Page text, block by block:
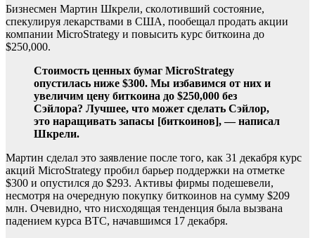
Бизнесмен Мартин Шкрели, сколотивший состояние,
спекулируя лекарствами в США, пообещал продать акции
компании MicroStrategy и повысить курс биткоина до
$250,000.
Стоимость ценных бумаг MicroStrategy
опустилась ниже $300. Мы избавимся от них и
увеличим цену биткоина до $250,000 без
Сэйлора? Лучшее, что может сделать Сэйлор,
это наращивать запасы [биткоинов], — написал
Шкрели.
Мартин сделал это заявление после того, как 31 декабря курс
акций MicroStrategy пробил барьер поддержки на отметке
$300 и опустился до $293. Активы фирмы подешевели,
несмотря на очередную покупку биткоинов на сумму $209
млн. Очевидно, что нисходящая тенденция была вызвана
падением курса BTC, начавшимся 17 декабря.